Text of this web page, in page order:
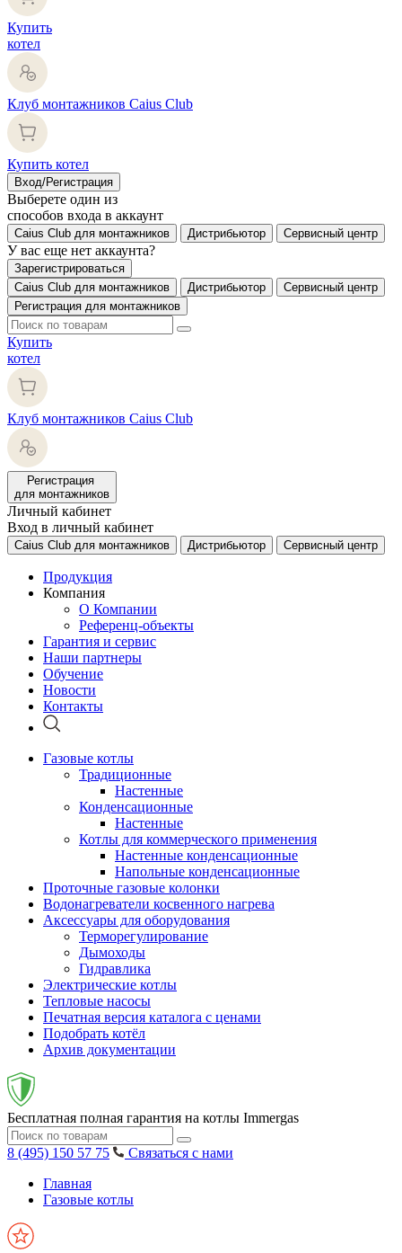
Купить
котел
Клуб монтажников Caius Club
Купить котел
Вход/Регистрация
Выберете один из
способов входа в аккаунт
Caius Club для монтажников Дистрибьютор Сервисный центр
У вас еще нет аккаунта?
Зарегистрироваться
Caius Club для монтажников
Дистрибьютор
Сервисный центр
Регистрация для монтажников
Купить
котел
Клуб монтажников Caius Club
Регистрация
для монтажников
Личный кабинет
Вход в личный кабинет
Caius Club для монтажников Дистрибьютор Сервисный центр
Продукция
Компания
О Компании
Референц-объекты
Гарантия и сервис
Наши партнеры
Обучение
Новости
Контакты
Газовые котлы
Традиционные
Настенные
Конденсационные
Настенные
Котлы для коммерческого применения
Настенные конденсационные
Напольные конденсационные
Проточные газовые колонки
Водонагреватели косвенного нагрева
Аксессуары для оборудования
Терморегулирование
Дымоходы
Гидравлика
Электрические котлы
Тепловые насосы
Печатная версия каталога с ценами
Подобрать котёл
Архив документации
Бесплатная полная гарантия на котлы Immergas
8 (495) 150 57 75
Связаться с нами
Главная
Газовые котлы